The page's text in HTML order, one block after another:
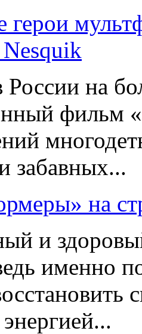
Nesquik
на
фильм
забавных...
на
и
именно
энергией...